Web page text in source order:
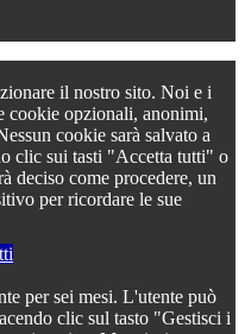
il nostro sito. Noi e i
cookie opzionali, anonimi,
cookie sarà salvato a
clic sui tasti "Accetta tutti" o
deciso come procedere, un
per ricordare le sue
per sei mesi. L'utente può
clic sul tasto "Gestisci i